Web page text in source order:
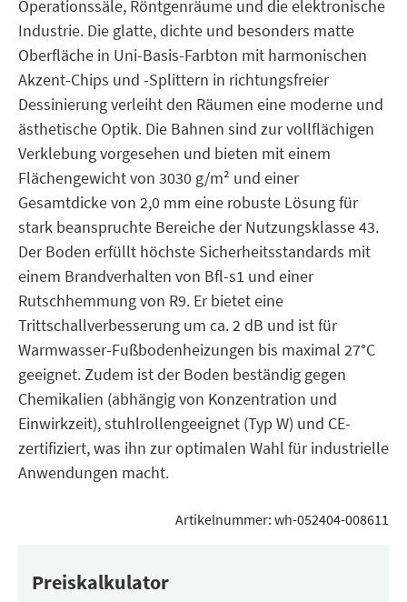
Operationssäle, Röntgenräume und die elektronische
Industrie. Die glatte, dichte und besonders matte
Oberfläche in Uni-Basis-Farbton mit harmonischen
Akzent-Chips und -Splittern in richtungsfreier
Dessinierung verleiht den Räumen eine moderne und
ästhetische Optik. Die Bahnen sind zur vollflächigen
Verklebung vorgesehen und bieten mit einem
Flächengewicht von 3030 g/m² und einer
Gesamtdicke von 2,0 mm eine robuste Lösung für
stark beanspruchte Bereiche der Nutzungsklasse 43.
Der Boden erfüllt höchste Sicherheitsstandards mit
einem Brandverhalten von Bfl-s1 und einer
Rutschhemmung von R9. Er bietet eine
Trittschallverbesserung um ca. 2 dB und ist für
Warmwasser-Fußbodenheizungen bis maximal 27°C
geeignet. Zudem ist der Boden beständig gegen
Chemikalien (abhängig von Konzentration und
Einwirkzeit), stuhlrollengeeignet (Typ W) und CE-
zertifiziert, was ihn zur optimalen Wahl für industrielle
Anwendungen macht.
Artikelnummer: wh-052404-008611
Preiskalkulator